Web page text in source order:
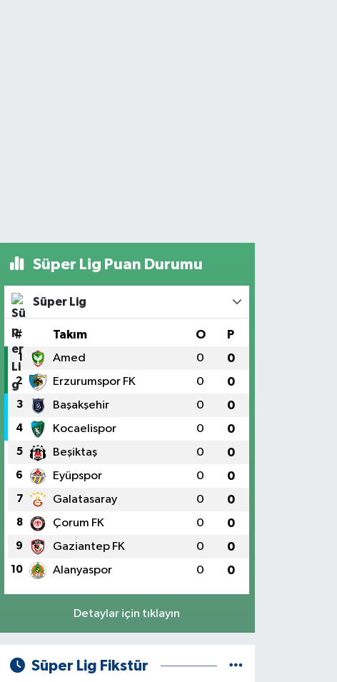
Süper Lig Puan Durumu
Süper Lig
# Takım O P
1 Amed 0 0
2 Erzurumspor FK 0 0
3 Başakşehir 0 0
4 Kocaelispor 0 0
5 Beşiktaş 0 0
6 Eyüpspor 0 0
7 Galatasaray 0 0
8 Çorum FK 0 0
9 Gaziantep FK 0 0
10 Alanyaspor 0 0
Detaylar için tıklayın
Süper Lig Fikstür